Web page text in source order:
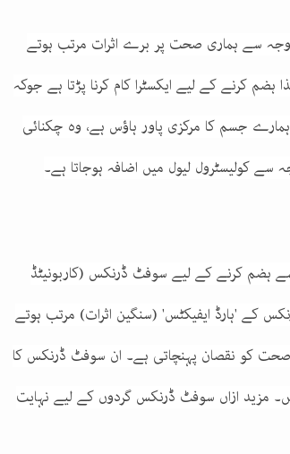
سے ہماری صحت پر برے اثرات مرتب ہوتے
کرنے کے لیے ایکسٹرا کام کرنا پڑتا ہے جوکہ
جسم کا مرکزی پاور ہاؤس ہے، وہ چکنائی
کولیسٹرول لیول میں اضافہ ہوجاتا ہے۔
ہضم کرنے کے لیے سوفٹ ڈرنکس (کاربونیٹڈ
کے 'ہارڈ ایفیکٹس' (سنگین اثرات) مرتب ہوتے
کو نقصان پہنچاتی ہے۔ ان سوفٹ ڈرنکس کا
مزید ازاں سوفٹ ڈرنکس گردوں کے لیے نہایت